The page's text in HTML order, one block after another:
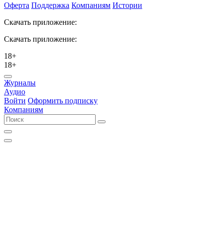
Оферта Поддержка Компаниям Истории
Скачать приложение:
Скачать приложение:
18+
18+
Журналы
Аудио
Войти Оформить подписку
Компаниям